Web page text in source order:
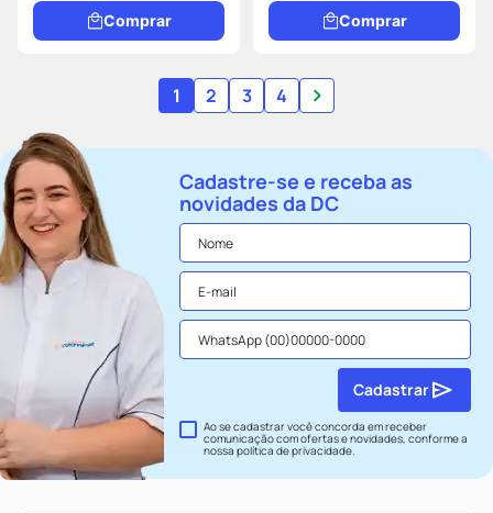
Comprar Comprar
1 2 3 4
Cadastre-se e receba as
novidades da DC
Ao se cadastrar você concorda em receber
comunicação com ofertas e novidades, conforme a
nossapolítica de privacidade.
Cadastrar